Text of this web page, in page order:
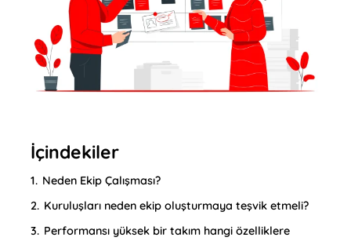
İçindekiler
1. Neden Ekip Çalışması?
2. Kuruluşları neden ekip oluşturmaya teşvik etmeli?
3. Performansı yüksek bir takım hangi özelliklere